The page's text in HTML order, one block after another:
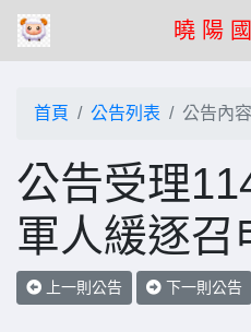
曉 陽
首頁 公告列表 公告內容
公告受理
軍人緩逐召
上一則公告 下一則公告